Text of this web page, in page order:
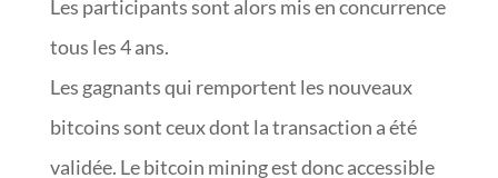
Les participants sont alors mis en concurrence
tous les 4 ans.
Les gagnants qui remportent les nouveaux
bitcoins sont ceux dont la transaction a été
validée. Le bitcoin mining est donc accessible